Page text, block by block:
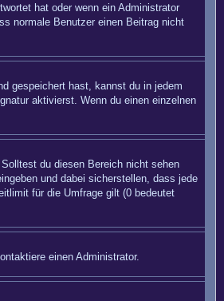
hat oder wenn ein Administrator
normale Benutzer einen Beitrag nicht
gespeichert hast, kannst du in jedem
aktivierst. Wenn du einen einzelnen
du diesen Bereich nicht sehen
und dabei sicherstellen, dass jede
für die Umfrage gilt (0 bedeutet
einen Administrator.